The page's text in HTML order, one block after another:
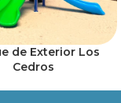
de Exterior Los
Cedros